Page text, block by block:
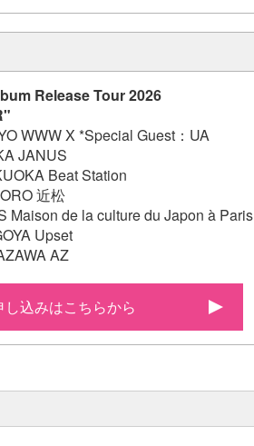
Release Tour 2026
WWW X *Special Guest：UA
JANUS
Beat Station
近松
Maison de la culture du Japon à Paris
Upset
AZ
し込みはこちらから